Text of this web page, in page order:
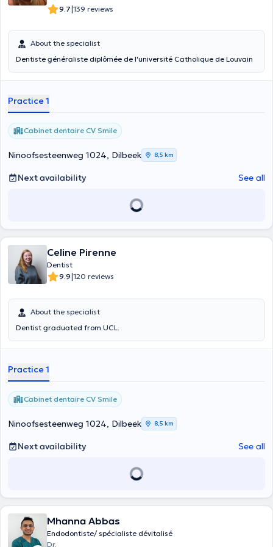
9.7|139 reviews
About the specialist
Dentiste généraliste diplômée de l'université Catholique de Louvain
Practice 1
Cabinet dentaire CV Smile
Ninoofsesteenweg 1024, Dilbeek 8,5 km
Next availability See all
Celine Pirenne
Dentist
9.9|120 reviews
About the specialist
Dentist graduated from UCL.
Practice 1
Cabinet dentaire CV Smile
Ninoofsesteenweg 1024, Dilbeek 8,5 km
Next availability See all
Mhanna Abbas
Endodontiste/ spécialiste dévitalisé
Dr.